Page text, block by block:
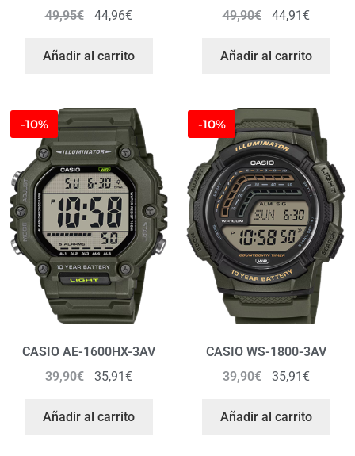
49,95€ 44,96€
Añadir al carrito
49,90€ 44,91€
Añadir al carrito
-10%
CASIO AE-1600HX-3AV
39,90€ 35,91€
Añadir al carrito
-10%
CASIO WS-1800-3AV
39,90€ 35,91€
Añadir al carrito